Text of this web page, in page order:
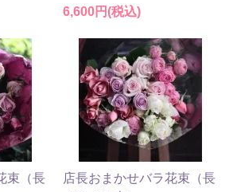
6,600円(税込)
束（長
店長おまかせバラ花束（長